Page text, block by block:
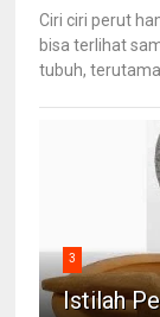
Ciri ciri perut
bisa terlihat
tubuh, terutama
3
Istilah